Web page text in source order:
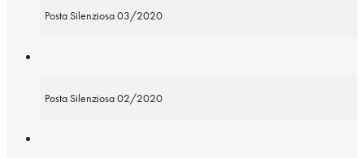
Posta Silenziosa 03/2020
Posta Silenziosa 02/2020